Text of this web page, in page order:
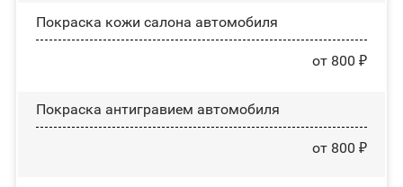
Покраска кожи салона автомобиля
от 800 ₽
Покраска антигравием автомобиля
от 800 ₽